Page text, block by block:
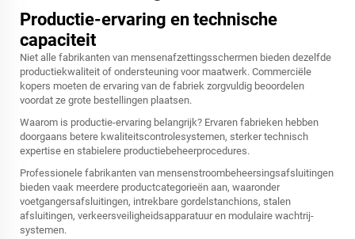
Productie-ervaring en technische
capaciteit
Niet alle fabrikanten van mensenafzettingsschermen bieden dezelfde
productiekwaliteit of ondersteuning voor maatwerk. Commerciële
kopers moeten de ervaring van de fabriek zorgvuldig beoordelen
voordat ze grote bestellingen plaatsen.
Waarom is productie-ervaring belangrijk? Ervaren fabrieken hebben
doorgaans betere kwaliteitscontrolesystemen, sterker technisch
expertise en stabielere productiebeheerprocedures.
Professionele fabrikanten van mensenstroombeheersingsafsluitingen
bieden vaak meerdere productcategorieën aan, waaronder
voetgangersafsluitingen, intrekbare gordelstanchions, stalen
afsluitingen, verkeersveiligheidsapparatuur en modulaire wachtrij-
systemen.